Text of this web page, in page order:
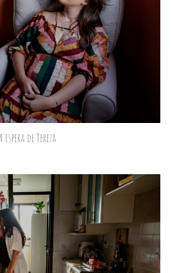
de Tereza